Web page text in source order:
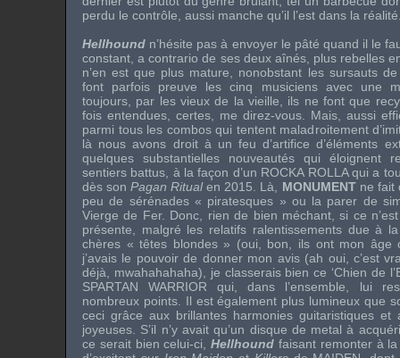
perdu le contrôle, aussi manche qu’il l’est dans la
Hellhound n’hésite pas à envoyer le pâté quand il le
constant, a contrario de ses deux aînés, plus rebelles
n’en est que plus mature, nonobstant les sursauts
font parfois preuve les cinq musiciens avec une
toujours, par les vieux de la vieille, ils ne font que
fois entendues, certes, me direz-vous. Mais, aussi
parmi tous les combos qui tentent maladroitement
là nous avons droit à un feu d’artifice d’éléments
quelques substantielles nouveautés qui éloignent
sentiers battus, à la façon d’un ROCKA ROLLAqui a
dès sonPagan Ritualen 2015. Là, MONUMENTne fait
peu de sérénades « piratesques » ou la parer de
Vierge de Fer. Donc, rien de bien méchant, si ce
présente, malgré les relatifs ralentissements due à
chères « têtes blondes » (oui, bon, ils ont mon âge
j’avais le pouvoir de donner mon avis (ah oui, c’est
déjà, mwahahahaha), je classerais bien ce ‘Chien de
SPARTAN WARRIOR qui, dans l’ensemble, lui
nombreux points. Il est également plus lumineux que
ceci grâce aux brillantes harmonies guitaristiques et
joyeuses. S’il n’y avait qu’un disque de metal à
ce serait bien celui-ci,Hellhound faisant remonter à